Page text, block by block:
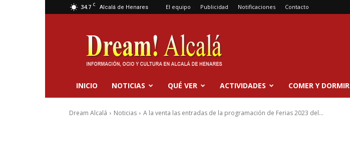
34.7 C Alcalá de Henares El equipo Publicidad Notificaciones Contacto
Dream
Alcalá
INICIO NOTICIAS QUÉ VER ACTIVIDADES COMER Y DORMIR
Dream Alcalá Noticias A la venta las entradas de la programación de Ferias 2023 del...